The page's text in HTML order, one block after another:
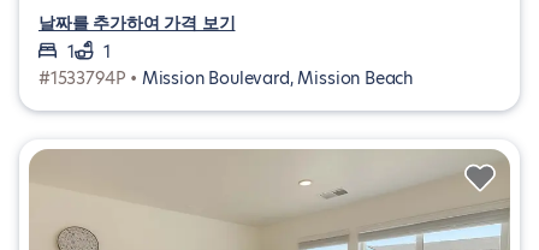
날짜를 추가하여 가격 보기
1
1
#1533794P • Mission Boulevard, Mission Beach